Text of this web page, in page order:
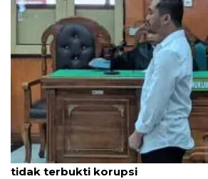
Hakim PN Medan vonis bebas
tidak terbukti korupsi